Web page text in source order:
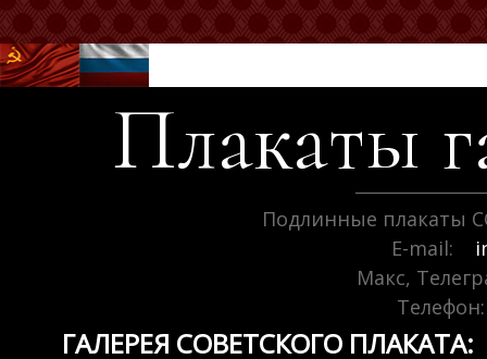
Плакаты
Подлинные плакаты
E-mail:
Макс,
Телефон:
ГАЛЕРЕЯ СОВЕТСКОГО ПЛАКАТА: